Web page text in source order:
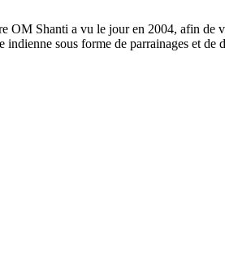
OM Shanti a vu le jour en 2004, afin de
sous forme de parrainages et de